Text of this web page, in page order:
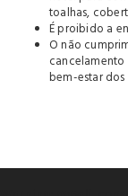
toalhas,
É proibido a
O não
bem-estar